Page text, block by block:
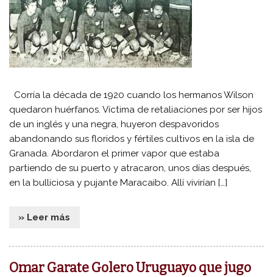
Corría la década de 1920 cuando los hermanos Wilson
quedaron huérfanos. Víctima de retaliaciones por ser hijos
de un inglés y una negra, huyeron despavoridos
abandonando sus floridos y fértiles cultivos en la isla de
Granada. Abordaron el primer vapor que estaba
partiendo de su puerto y atracaron, unos días después,
en la bulliciosa y pujante Maracaibo. Allí vivirían […]
» Leer más
Omar Garate Golero Uruguayo que jugo